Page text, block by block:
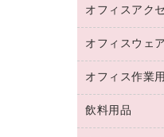
ＵＳＢハ
ＯＡフィル
ＯＡクリ
コピー機
保管庫・
ロッカー
その他収納
オフィスアク
オフィスア
オフィスウェア
医療・介護
ブラウス・
アウター
オフィス作業
養生用品
飲料用品